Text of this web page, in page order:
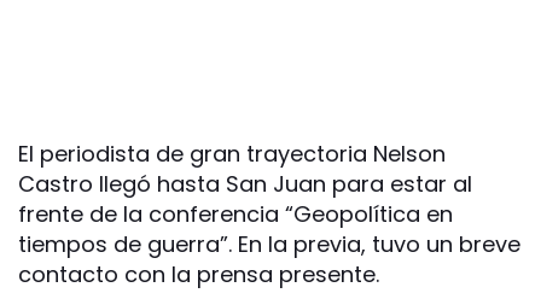
El periodista de gran trayectoria Nelson
Castro llegó hasta San Juan para estar al
frente de la conferencia “Geopolítica en
tiempos de guerra”. En la previa, tuvo un breve
contacto con la prensa presente.